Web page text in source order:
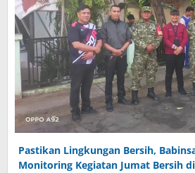
Pastikan Lingkungan Bersih,
Monitoring Kegiatan Jumat Bersih